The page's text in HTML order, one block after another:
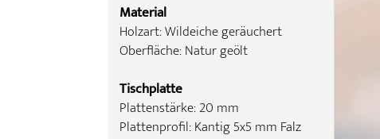
Material
Holzart: Wildeiche geräuchert
Oberfläche: Natur geölt
Tischplatte
Plattenstärke: 20 mm
Plattenprofil: Kantig 5x5 mm Falz